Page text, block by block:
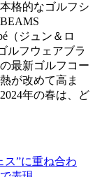
格的なゴルフシ
（ジュン＆ロ
ルフウェアブラ
最新ゴルフコー
が改めて高ま
年の春は、ど
ス”に重ね合わ